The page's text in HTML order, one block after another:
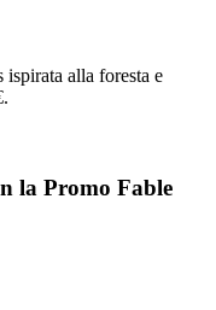
alla foresta e
la Promo Fable